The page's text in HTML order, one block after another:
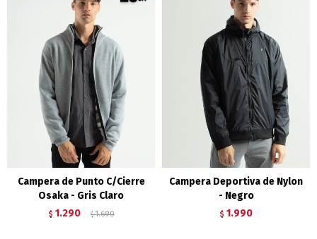
Campera de Punto C/Cierre
Osaka - Gris Claro
$ 1.290 $ 1.690
Campera Deportiva de Nylon
- Negro
$ 1.990